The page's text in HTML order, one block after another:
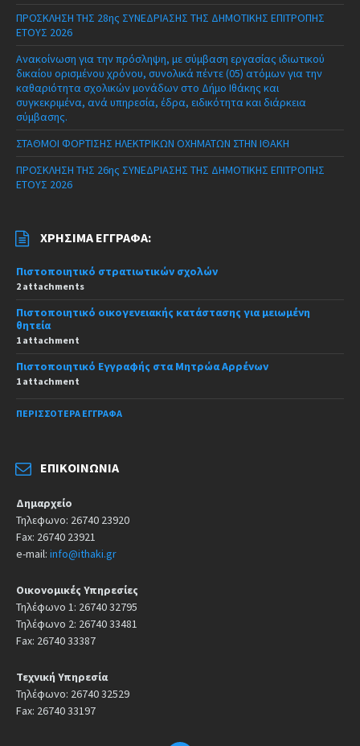
ΠΡΟΣΚΛΗΣΗ ΤΗΣ 28ης ΣΥΝΕΔΡΙΑΣΗΣ ΤΗΣ ΔΗΜΟΤΙΚΗΣ ΕΠΙΤΡΟΠΗΣ
ΕΤΟΥΣ 2026
Ανακοίνωση για την πρόσληψη, με σύμβαση εργασίας ιδιωτικού
δικαίου ορισμένου χρόνου, συνολικά πέντε (05) ατόμων για την
καθαριότητα σχολικών μονάδων στο Δήμο Ιθάκης και
συγκεκριμένα, ανά υπηρεσία, έδρα, ειδικότητα και διάρκεια
σύμβασης.
ΣΤΑΘΜΟΙ ΦΟΡΤΙΣΗΣ ΗΛΕΚΤΡΙΚΩΝ ΟΧΗΜΑΤΩΝ ΣΤΗΝ ΙΘΑΚΗ
ΠΡΟΣΚΛΗΣΗ ΤΗΣ 26ης ΣΥΝΕΔΡΙΑΣΗΣ ΤΗΣ ΔΗΜΟΤΙΚΗΣ ΕΠΙΤΡΟΠΗΣ
ΕΤΟΥΣ 2026
ΧΡΉΣΙΜΑ ΈΓΓΡΑΦΑ:
Πιστοποιητικό στρατιωτικών σχολών
2 attachments
Πιστοποιητικό οικογενειακής κατάστασης για μειωμένη
θητεία
1 attachment
Πιστοποιητικό Εγγραφής στα Μητρώα Αρρένων
1 attachment
ΠΕΡΙΣΣΌΤΕΡΑ ΈΓΓΡΑΦΑ
ΕΠΙΚΟΙΝΩΝΊΑ
Δημαρχείο
Τηλεφωνο: 26740 23920
Fax: 26740 23921
e-mail: info@ithaki.gr
Οικονομικές Υπηρεσίες
Τηλέφωνο 1: 26740 32795
Τηλέφωνο 2: 26740 33481
Fax: 26740 33387
Τεχνική Υπηρεσία
Τηλέφωνο: 26740 32529
Fax: 26740 33197